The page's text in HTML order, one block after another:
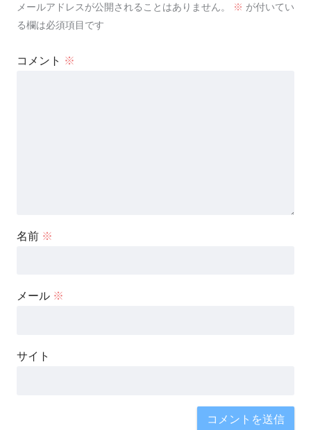
メールアドレスが公開されることはありません。 ※ が付いてい
る欄は必須項目です
コメント ※
名前 ※
メール ※
サイト